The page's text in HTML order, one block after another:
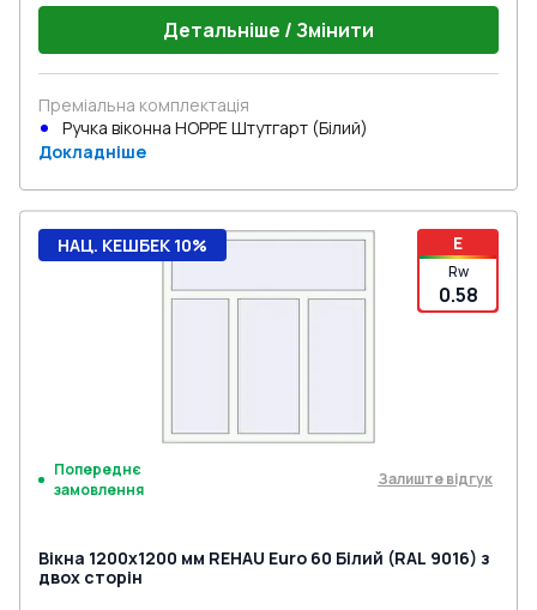
Детальніше / Змінити
Преміальна комплектація
Ручка віконна HOPPE Штутгарт (Білий)
Докладніше
E
Rw
0.58
НАЦ. КЕШБЕК 10%
Попереднє
замовлення
Залиште відгук
Вікна 1200x1200 мм REHAU Euro 60 Білий (RAL 9016) з
двох сторін